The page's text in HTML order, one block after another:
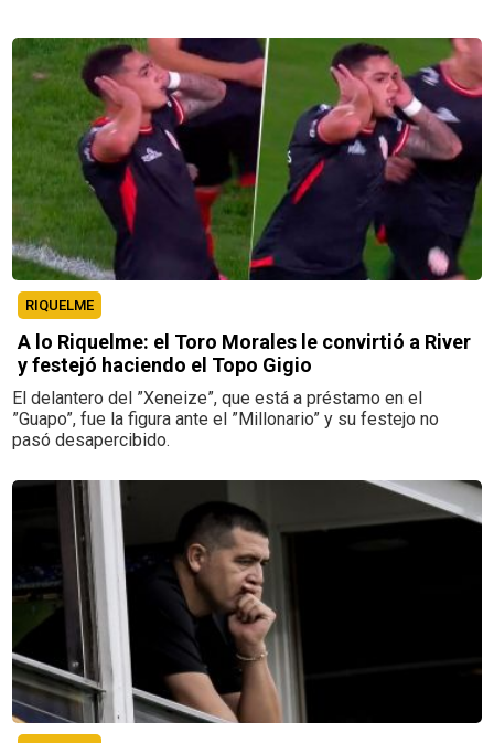
RIQUELME
A lo Riquelme: el Toro Morales le convirtió a River
y festejó haciendo el Topo Gigio
El delantero del ”Xeneize”, que está a préstamo en el
”Guapo”, fue la figura ante el ”Millonario” y su festejo no
pasó desapercibido.